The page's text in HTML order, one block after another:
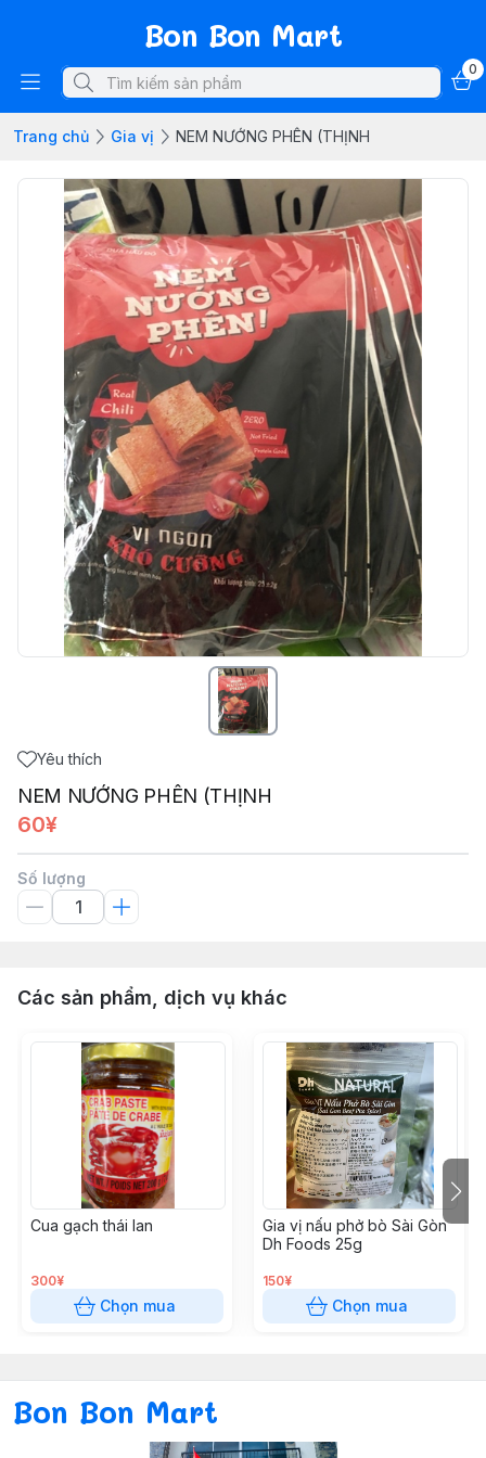
Bon Bon Mart
0
Trang chủ Gia vị NEM NƯỚNG PHÊN (THỊNH
Yêu thích
NEM NƯỚNG PHÊN (THỊNH
60¥
Số lượng
Các sản phẩm, dịch vụ khác
Cua gạch thái lan
300¥
Chọn mua
Gia vị nấu phở bò Sài Gòn
Dh Foods 25g
150¥
Chọn mua
Bon Bon Mart